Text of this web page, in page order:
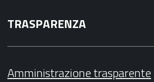
TRASPARENZA
Amministrazione trasparente